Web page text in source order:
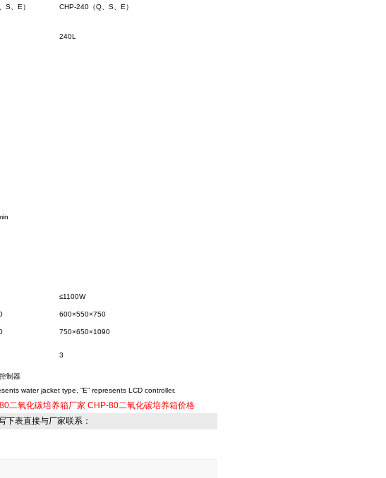
S、E） CHP-240（Q、S、E）
240L
≤1100W
600×550×750
750×650×1090
3
制器
water jacket type, “E” represents LCD controller.
二氧化碳培养箱厂家 CHP-80二氧化碳培养箱价格
下表直接与厂家联系：